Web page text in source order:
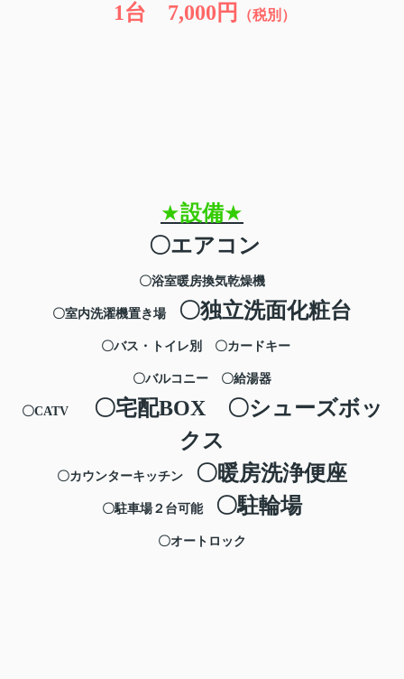
1台 7,000円 （税別）
★設備★
〇エアコン
〇浴室暖房換気乾燥機
〇室内洗濯機置き場 〇独立洗面化粧台
〇バス・トイレ別 〇カードキー
〇バルコニー 〇給湯器
〇CATV 〇宅配BOX 〇シューズボッ
クス
〇カウンターキッチン 〇暖房洗浄便座
〇駐車場２台可能 〇駐輪場
〇オートロック